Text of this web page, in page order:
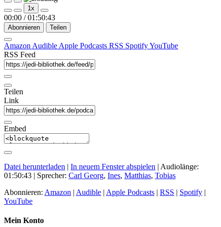
Play
Episode
Pause
Episode
1x
00:00 / 01:50:43
Abonnieren Teilen
Amazon Audible Apple Podcasts RSS SpotifyYouTube
RSS Feed
Teilen
Link
Embed
Datei herunterladen | In neuem Fenster abspielen | Audiolänge:
01:50:43 | Sprecher: Carl Georg, Ines, Matthias, Tobias
Abonnieren: Amazon | Audible | Apple Podcasts | RSS | Spotify |
YouTube
Mein Konto